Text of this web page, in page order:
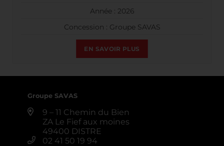
Année : 2026
Concession : Groupe SAVAS
EN SAVOIR PLUS
Groupe SAVAS
9 – 11 Chemin du Bien
ZA Le Fief aux moines
49400 DISTRE
02 41 50 19 94